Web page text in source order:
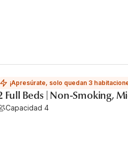
¡Apresúrate, solo quedan 3
Full Beds | Non-Smoking,
Capacidad 4